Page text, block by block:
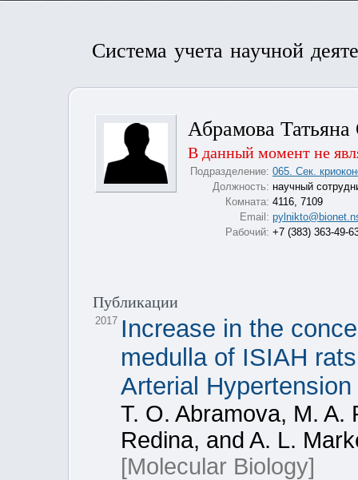
Система учета научной
Абрамова Татьяна
В данный момент не
Подразделение: 065. Сек.
Должность: научный
Комната: 4116, 7109
Email:
Рабочий: +7 (383) 363-49-
Публикации
2017 Increase in the
medulla of ISIAH
Arterial Hypertension
T. O. Abramova, M. A.
Redina, and A. L.
[Molecular Biology]